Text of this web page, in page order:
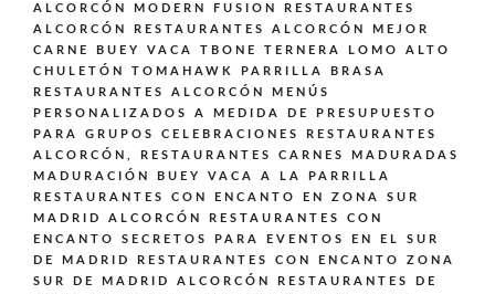
ALCORCÓN
MODERN FUSION
RESTAURANTES
ALCORCÓN
RESTAURANTES ALCORCÓN MEJOR
CARNE BUEY VACA TBONE TERNERA LOMO ALTO
CHULETÓN TOMAHAWK PARRILLA BRASA
RESTAURANTES ALCORCÓN MENÚS
PERSONALIZADOS A MEDIDA DE PRESUPUESTO
PARA GRUPOS CELEBRACIONES
RESTAURANTES
ALCORCÓN,
RESTAURANTES CARNES MADURADAS
MADURACIÓN BUEY VACA A LA PARRILLA
RESTAURANTES CON ENCANTO EN ZONA SUR
MADRID ALCORCÓN
RESTAURANTES CON
ENCANTO SECRETOS PARA EVENTOS EN EL SUR
DE MADRID
RESTAURANTES CON ENCANTO ZONA
SUR DE MADRID ALCORCÓN
RESTAURANTES DE